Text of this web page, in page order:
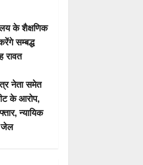
के शैक्षणिक
सम्बद्ध
रावत
नेता समेत
के आरोप,
न्यायिक
जेल